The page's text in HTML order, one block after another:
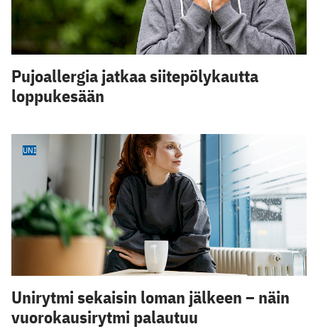
Pujoallergia jatkaa siitepölykautta
loppukesään
UNI
Unirytmi sekaisin loman jälkeen – näin
vuorokausirytmi palautuu